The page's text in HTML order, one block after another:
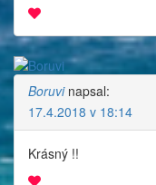
Boruvi napsal:
17.4.2018 v 18:14
Krásný !!